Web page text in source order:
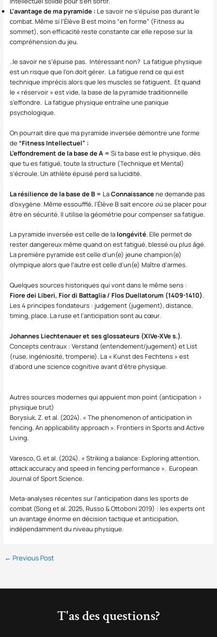
L’avantage de ma pyramide : Le savoir ne s’épuise pas durant le
combat. Même si l’Élève B est moins “en forme” (Fitness au
sommet), son efficacité reste constante car elle repose sur la
compréhension du jeu.
..le savoir ne s’épuise pas. Intéressant non? La fatigue physique
est un risque que l’on doit gérer. La fatigue rend ce qui est
technique imprécis alors que les muscles se fatiguent. Et quand
le « réservoir » est vide, la base de la pyramide traditionnelle
s’effondre. La fatigue physique entraîne une panique
psychologique.
On pourrait dire que ma pyramide inversée démontre une forme
de “Fitness Intellectuel” :
L’effondrement de la base de A = Si ta base est le physique, dès
que tu es fatigué, toute la structure (Technique et Mental)
s’écroule. Un athlète épuisé perd sa lucidité.
La résilience de la base de B = LaConnaissance ne demande pas
d’oxygène. Même essoufflé, l’Élève B sait encore oùse placer pour
être en sécurité. Il utilise la géométrie pour compenser sa fatigue.
La pyramide inversée est celle de la longévité. Elle permet de
rester dangereux même quand on est fatigué, blessé ou plus âgé.
La première pyramide est celle d’un(e) jeune champion(e)
olympique alors que l’autre est celle d’un(e) Maître d’armes.
Quelques sources historiques qui vont dans le même sens :
Fiore dei Liberi, Fior di Battaglia / Flos Duellatorum (1409-1410).
Les 4 principes fondateurs : judgement (jugement), distance,
timing, place. La ruse et l’anticipation sont au cœur.
Johannes Liechtenauer et ses glossateurs (XIVe-XVe s.).
Concepts centraux : Verstand (entendement/jugement) et List
(ruse, ingéniosité, tromperie). La « Kunst des Fechtens » est
d’abord une science cognitive avant d’être physique.
Autres sources modernes qui appuient mon point (anticipation >
physique brut)
Borysiuk, Z. et al. (2024). « The phenomenon of anticipation in
fencing. An applicability approach ». Frontiers in Sports and Active
Living.
Varesco, G. et al. (2024). « Striking a balance: Exploring attention,
attack accuracy and speed in fencing performance ». European
Journal of Sport Science.
Meta-analyses récentes sur l’anticipation dans les sports de
combat (Song et al. 2025, Russo & Ottoboni 2019) : les experts ont
un avantage énorme en décision tactique et anticipation,
indépendamment du niveau physique.
← Previous Post
T'as des questions?